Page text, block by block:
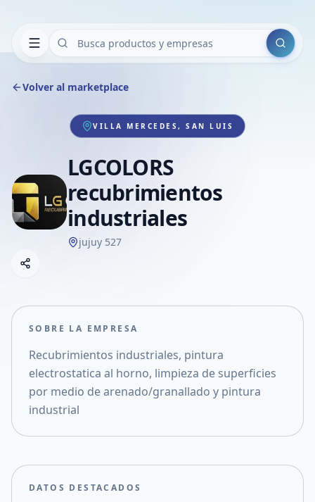
Buscar
Volver al marketplace
VILLA MERCEDES, SAN LUIS
LGCOLORS
recubrimientos
industriales
jujuy 527
Compartir empresa
Compartir en X
SOBRE LA EMPRESA
Recubrimientos industriales, pintura
electrostatica al horno, limpieza de superficies
por medio de arenado/granallado y pintura
industrial
DATOS DESTACADOS